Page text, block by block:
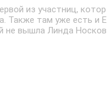
из участниц, котор
Также там уже есть и Е
не вышла Линда Носков